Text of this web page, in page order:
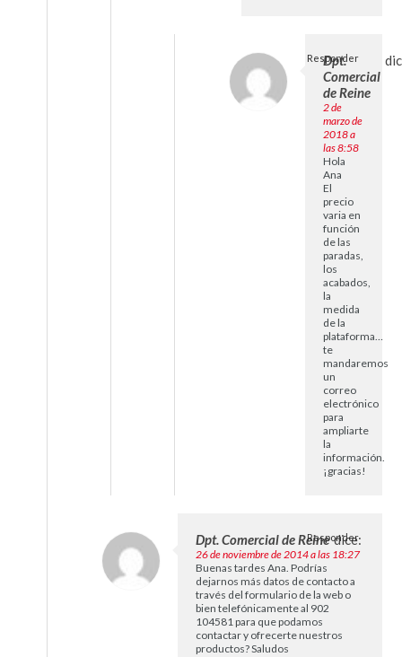
Dpt.
Comercial
de Reine
2 de
marzo de
2018 a
las 8:58
Hola
Ana
El
precio
varia en
función
de las
paradas,
los
acabados,
la
medida
de la
plataforma…
te
mandaremos
un
correo
electrónico
para
ampliarte
la
información.
¡gracias!
Responder
Dpt. Comercial de Reine dice:
26 de noviembre de 2014 a las 18:27
Buenas tardes Ana. Podrías
dejarnos más datos de contacto a
través del formulario de la web o
bien telefónicamente al 902
104581 para que podamos
contactar y ofrecerte nuestros
productos? Saludos
Responder